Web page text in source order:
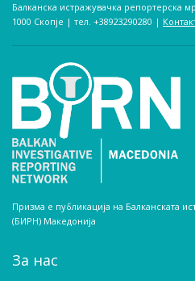
Балканска истражувачка репортерска
1000 Скопје | тел. +38923290280­ |
Призма е публикација на Балканската
(БИРН) Македонија
За нас